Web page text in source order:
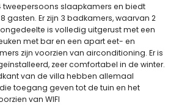
tweepersoons slaapkamers en biedt
Er zijn 3 badkamers, waarvan 2
is volledig uitgerust met een
met bar en een apart eet- en
zijn voorzien van airconditioning. Er is
zeer comfortabel in de winter.
van de villa hebben allemaal
toegang geven tot de tuin en het
van WIFI